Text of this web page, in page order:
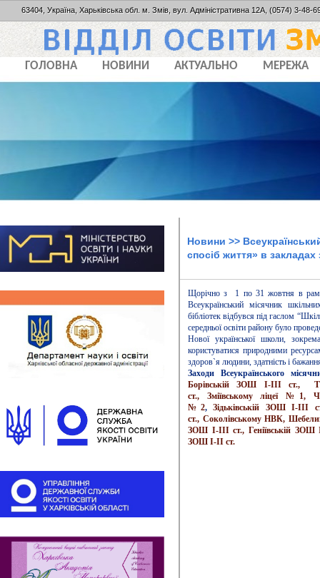
63404, Україна, Харьківська обл. м. Змів, вул. Адміністративна 12А, (0574) 3-48-
ГОЛОВНА НОВИНИ АКТУАЛЬНО МЕРЕЖА
Новини >>
спосіб життя» в закладах
Щорічно з 1 по 31 жовтня в
Всеукраїнський місячник
бібліотек відбувся під гаслом
середньої освіти району було
Нової української школи,
користуватися природними
здоров`я людини, здатність і
Заходи Всеукраїнського
Борівській ЗОШ І-ІІІ ст.,
ст., Зміївському ліцеї №1,
№2,Зідьківській ЗОШ І-ІІІ
ст., Соколівському НВК,
ЗОШ І-ІІІ ст., Геніївській ЗОШ
ЗОШ І-ІІ ст.